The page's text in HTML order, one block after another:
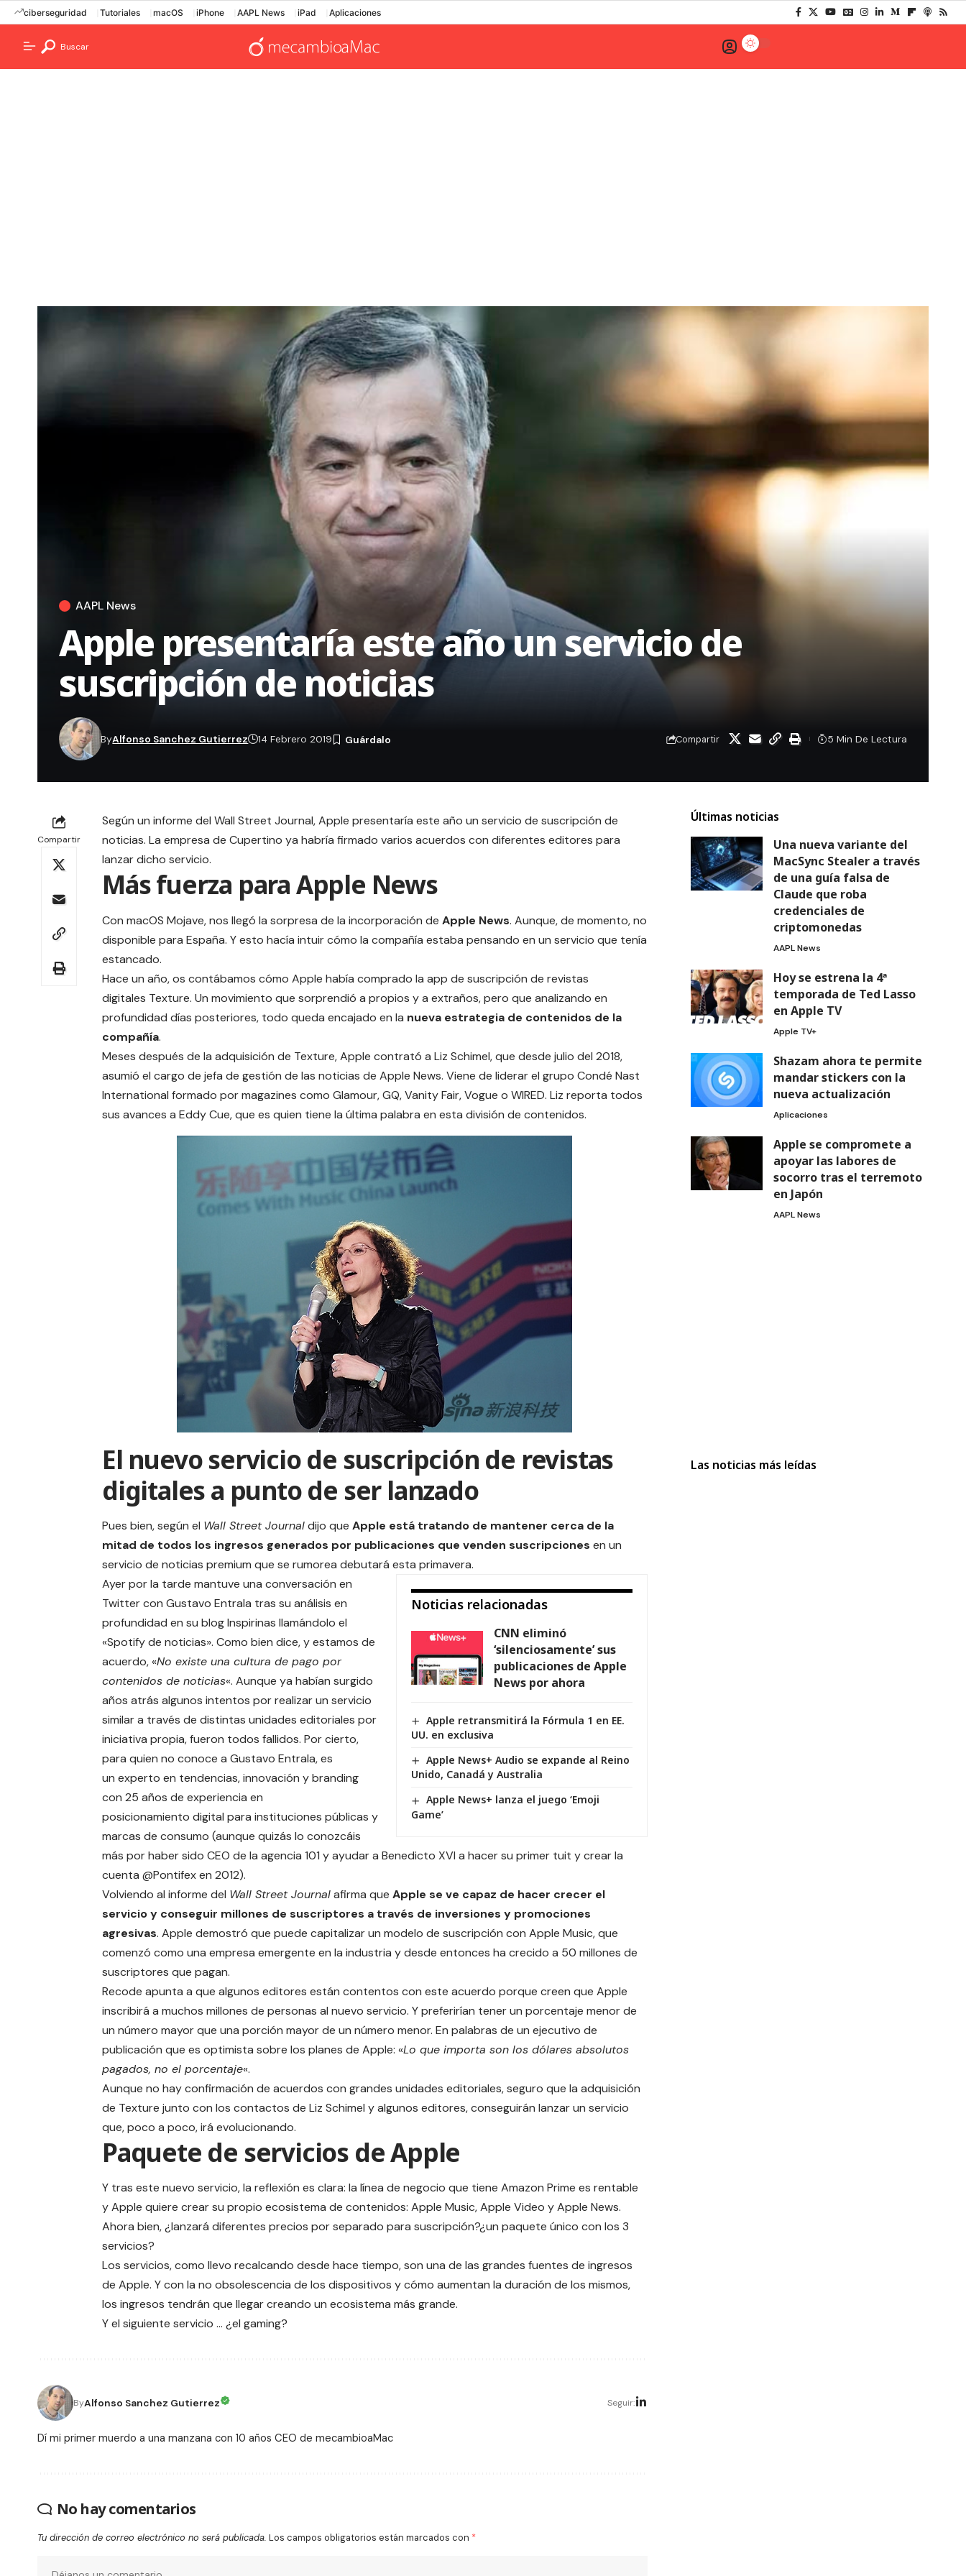
ciberseguridad Tutoriales macOS iPhone AAPL News iPad Aplicaciones
Buscar
AAPL News
Apple presentaría este año un servicio de
suscripción de noticias
ByAlfonso Sanchez Gutierrez 14 Febrero 2019 Compartir 5 Min De Lectura
Compartir
Según un informe del Wall Street Journal, Apple presentaría este año un servicio de suscripción de
noticias. La empresa de Cupertino ya habría firmado varios acuerdos con diferentes editores para
lanzar dicho servicio.
Más fuerza para Apple News
Con macOS Mojave, nos llegó la sorpresa de la incorporación de Apple News. Aunque, de momento, no
disponible para España. Y esto hacía intuir cómo la compañía estaba pensando en un servicio que tenía
estancado.
Hace un año, os contábamos cómo Apple había comprado la app de suscripción de revistas
digitales Texture. Un movimiento que sorprendió a propios y a extraños, pero que analizando en
profundidad días posteriores, todo queda encajado en la nueva estrategia de contenidos de la
compañía.
Meses después de la adquisición de Texture, Apple contrató a Liz Schimel, que desde julio del 2018,
asumió el cargo de jefa de gestión de las noticias de Apple News. Viene de liderar el grupo Condé Nast
International formado por magazines como Glamour, GQ, Vanity Fair, Vogue o WIRED. Liz reporta todos
sus avances a Eddy Cue, que es quien tiene la última palabra en esta división de contenidos.
El nuevo servicio de suscripción de revistas
digitales a punto de ser lanzado
Pues bien, según el Wall Street Journaldijo que Apple está tratando de mantener cerca de la
mitad de todos los ingresos generados por publicaciones que venden suscripciones en un
servicio de noticias premium que se rumorea debutará esta primavera.
Noticias relacionadas
CNN eliminó
‘silenciosamente’ sus
publicaciones de Apple
News por ahora
Apple retransmitirá la Fórmula 1 en EE.
UU. en exclusiva
Apple News+ Audio se expande al Reino
Unido, Canadá y Australia
Apple News+ lanza el juego ‘Emoji
Game’
Ayer por la tarde mantuve una conversación en
Twitter con Gustavo Entrala tras su análisis en
profundidad en su blogInspirinas llamándolo el
«Spotify de noticias». Como bien dice, y estamos de
acuerdo, «No existe una cultura de pago por
contenidos de noticias«. Aunque ya habían surgido
años atrás algunos intentos por realizar un servicio
similar a través de distintas unidades editoriales por
iniciativa propia, fueron todos fallidos. Por cierto,
para quien no conoce a Gustavo Entrala, es
un experto en tendencias, innovación y branding
con 25 años de experiencia en
posicionamiento digital para instituciones públicas y
marcas de consumo (aunque quizás lo conozcáis
más por haber sido CEO de la agencia 101 y ayudar a Benedicto XVI a hacer su primer tuit y crear la
cuenta @Pontifex en 2012).
Volviendo al informe del Wall Street Journalafirma que Apple se ve capaz de hacer crecer el
servicio y conseguir millones de suscriptores a través de inversiones y promociones
agresivas. Apple demostró que puede capitalizar un modelo de suscripción con Apple Music, que
comenzó como una empresa emergente en la industria y desde entonces ha crecido a 50 millones de
suscriptores que pagan.
Recode apunta a que algunos editores están contentos con este acuerdo porque creen que Apple
inscribirá a muchos millones de personas al nuevo servicio. Y preferirían tener un porcentaje menor de
un número mayor que una porción mayor de un número menor. En palabras de un ejecutivo de
publicación que es optimista sobre los planes de Apple: «Lo que importa son los dólares absolutos
pagados, no el porcentaje«.
Aunque no hay confirmación de acuerdos con grandes unidades editoriales, seguro que la adquisición
de Texture junto con los contactos de Liz Schimel y algunos editores, conseguirán lanzar un servicio
que, poco a poco, irá evolucionando.
Paquete de servicios de Apple
Y tras este nuevo servicio, la reflexión es clara: la línea de negocio que tiene Amazon Prime es rentable
y Apple quiere crear su propio ecosistema de contenidos: Apple Music,Apple Video y Apple News.
Ahora bien, ¿lanzará diferentes precios por separado para suscripción?¿un paquete único con los 3
servicios?
Los servicios, como llevo recalcando desde hace tiempo, son una de las grandes fuentes de ingresos
de Apple. Y con la no obsolescencia de los dispositivos y cómo aumentan la duración de los mismos,
los ingresos tendrán que llegar creando un ecosistema más grande.
Y el siguiente servicio … ¿el gaming?
ByAlfonso Sanchez Gutierrez Seguir:
Dí mi primer muerdo a una manzana con 10 años CEO de mecambioaMac
No hay comentarios
Tu dirección de correo electrónico no será publicada. Los campos obligatorios están marcados con *
Últimas noticias
Una nueva variante del
MacSync Stealer a través
de una guía falsa de
Claude que roba
credenciales de
criptomonedas
AAPL News
Hoy se estrena la 4ª
temporada de Ted Lasso
en Apple TV
Apple TV+
Shazam ahora te permite
mandar stickers con la
nueva actualización
Aplicaciones
Apple se compromete a
apoyar las labores de
socorro tras el terremoto
en Japón
AAPL News
Las noticias más leídas